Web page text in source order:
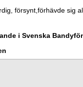
försynt,förhävde sig
i Svenska